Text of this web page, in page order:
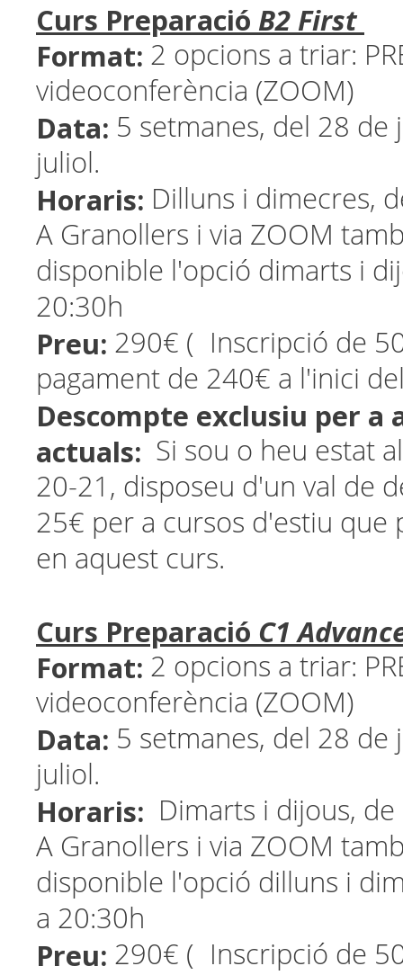
Curs Preparació B2 First
Format: 2 opcions a triar:
videoconferència (ZOOM)
Data: 5 setmanes, del 28 de
juliol.
Horaris: Dilluns i dimecres,
A Granollers i via ZOOM
disponible l'opció dimarts i
20:30h
Preu: 290€ ( Inscripció de
pagament de 240€ a l'inici
Descompte exclusiu per a
actuals: Si sou o heu estat
20-21, disposeu d'un val de
25€ per a cursos d'estiu que
en aquest curs.
Curs Preparació C1
Format: 2 opcions a triar:
videoconferència (ZOOM)
Data: 5 setmanes, del 28 de
juliol.
Horaris: Dimarts i dijous,
A Granollers i via ZOOM
disponible l'opció dilluns i
a 20:30h
Preu: 290€ ( Inscripció de